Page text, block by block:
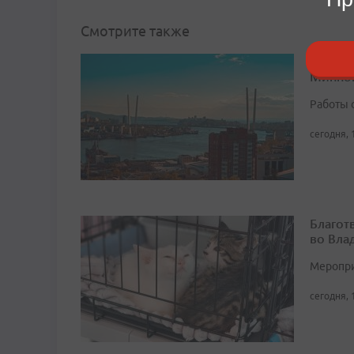
Смотрите также
Работы
сегодня,
во
сегодня,